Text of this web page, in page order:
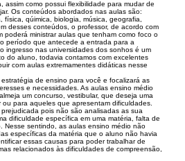
assim como possui flexibilidade para mudar de
Os conteúdos abordados nas aulas são:
física, qúimica, biologia, música, geografia,
desses conteúdos, o professor, de acordo com
poderá ministrar aulas que tenham como foco o
período que antecede a entrada para a
ingresso nas universidades dos sonhos é um
do aluno, todavia contamos com excelentes
com aulas extremamentes didáticas nesse
de ensino para você e focalizará as
e necessidades. As aulas ensino médio
um concurso, vestibular, que deseja uma
para aqueles que apresentam dificuldades.
pois não são analisadas as sua
dificuldade específica em uma matéria, falta de
Nesse sentindo, as aulas ensino médio não
específicas da matéria que o aluno não havia
essas causas para poder trabalhar de
relacionados às dificuldades de compreensão,